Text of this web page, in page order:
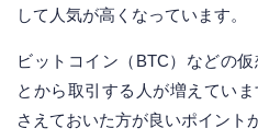
して人気が高くなっています。
ビットコイン（BTC）などの
とから取引する人が増えてい
さえておいた方が良いポイント